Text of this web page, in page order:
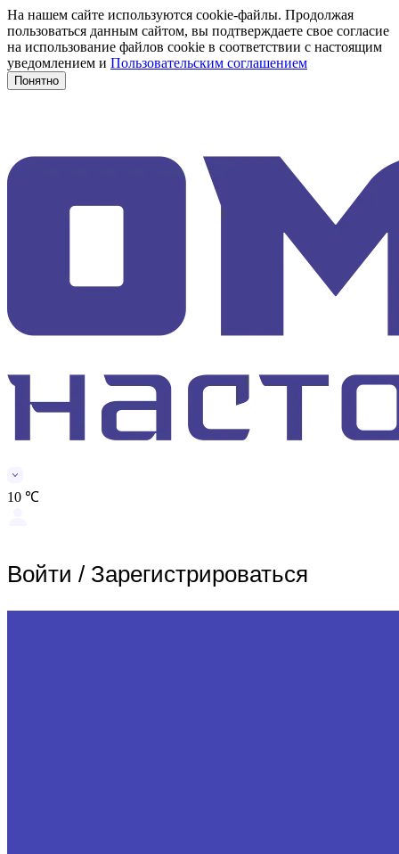
На нашем сайте используются cookie-файлы. Продолжая
пользоваться данным сайтом, вы подтверждаете свое согласие
на использование файлов cookie в соответствии с настоящим
уведомлением и Пользовательским соглашением
Понятно
10 ℃
Войти / Зарегистрироваться